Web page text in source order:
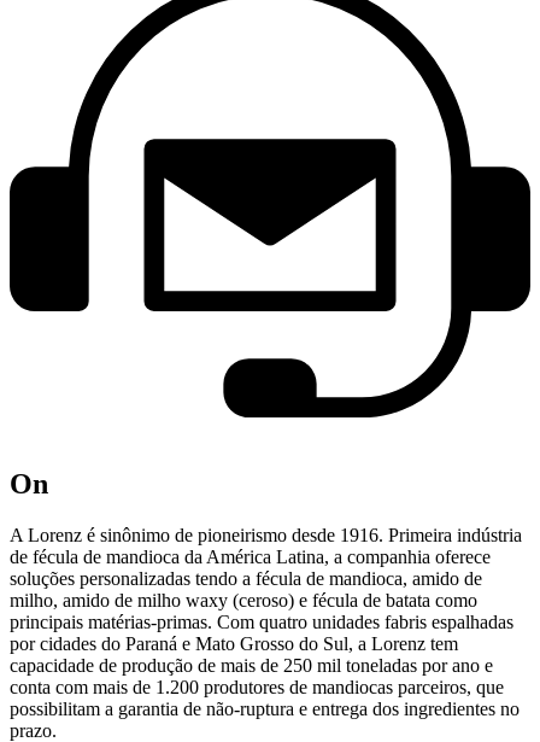
On
A Lorenz é sinônimo de pioneirismo desde 1916. Primeira indústria
de fécula de mandioca da América Latina, a companhia oferece
soluções personalizadas tendo a fécula de mandioca, amido de
milho, amido de milho waxy (ceroso) e fécula de batata como
principais matérias-primas. Com quatro unidades fabris espalhadas
por cidades do Paraná e Mato Grosso do Sul, a Lorenz tem
capacidade de produção de mais de 250 mil toneladas por ano e
conta com mais de 1.200 produtores de mandiocas parceiros, que
possibilitam a garantia de não-ruptura e entrega dos ingredientes no
prazo.